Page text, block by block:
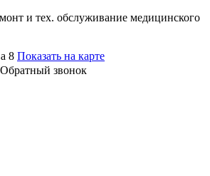
и тех. обслуживание медицинского
8 Показать на карте
Обратный звонок